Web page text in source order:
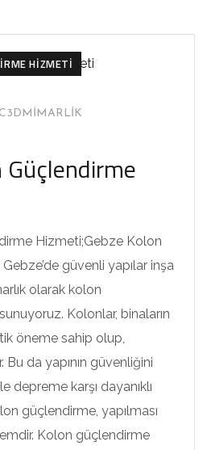
HIZMETI
Güçlendirme
Hizmeti;Gebze Kolon
güvenli yapılar inşa
olarak kolon
Kolonlar, binaların
öneme sahip olup,
Bu da yapının güvenliğini
depreme karşı dayanıklı
güçlendirme, yapılması
Kolon güçlendirme